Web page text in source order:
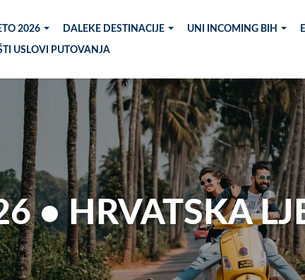
2026 DALEKE DESTINACIJE UNI INCOMING BIH
USLOVI PUTOVANJA
• HRVATSKA